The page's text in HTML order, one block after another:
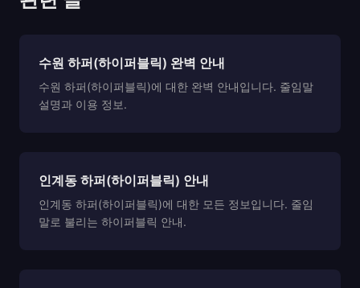
수원 하퍼(하이퍼블릭) 완벽 안내
수원 하퍼(하이퍼블릭)에 대한 완벽 안내입니다. 줄임말
설명과 이용 정보.
인계동 하퍼(하이퍼블릭) 안내
인계동 하퍼(하이퍼블릭)에 대한 모든 정보입니다. 줄임
말로 불리는 하이퍼블릭 안내.